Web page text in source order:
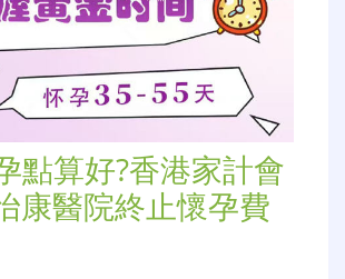
點算好?香港家計會
康醫院終止懷孕費